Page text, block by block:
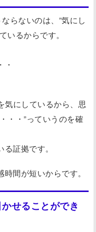
らないのは、”気にし
いるからです。
・
気にしているから、思
・・”っていうのを確
証拠です。
間が短いからです。
せることができ